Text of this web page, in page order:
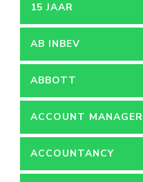
15 JAAR
AB INBEV
ABBOTT
ACCOUNT MANAGER
ACCOUNTANCY